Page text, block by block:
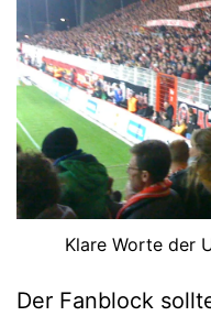
Klare Worte der
Der Fanblock